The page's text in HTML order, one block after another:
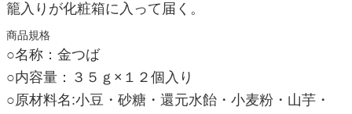
籠入りが化粧箱に入って届く。
商品規格
○名称：金つば
○内容量：３５ｇ×１２個入り
○原材料名:小豆・砂糖・還元水飴・小麦粉・山芋・